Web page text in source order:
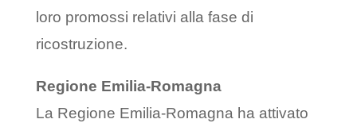
loro promossi relativi alla fase di
ricostruzione.
Regione Emilia-Romagna
La Regione Emilia-Romagna ha attivato